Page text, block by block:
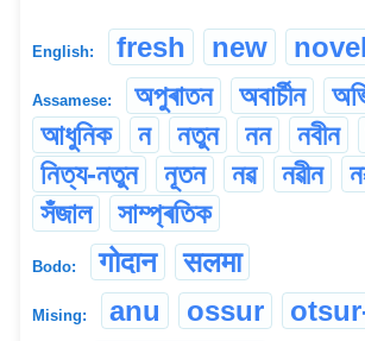
English: fresh new novel
Assamese: অপুৰাতন অবাৰ্চীন
আধুনিক
ন নতুন নন নবীন
নিত্য-নতুন
নূতন নৱ নৱীন
সঁজাল
সাম্প্ৰতিক
Bodo: गोदान सलमा
Mising: anu ossur